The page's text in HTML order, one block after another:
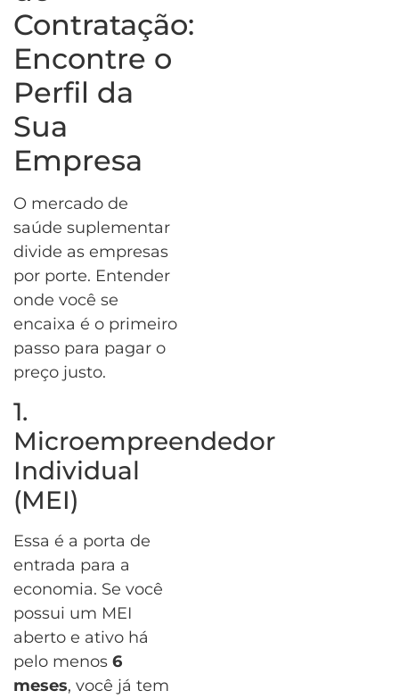
Contratação:
Encontre o
Perfil da
Sua
Empresa
O mercado de
saúde suplementar
divide as empresas
por porte. Entender
onde você se
encaixa é o primeiro
passo para pagar o
preço justo.
1.
Microempreendedor
Individual
(MEI)
Essa é a porta de
entrada para a
economia. Se você
possui um MEI
aberto e ativo há
pelo menos 6
meses, você já tem